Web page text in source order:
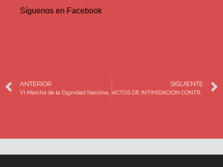
Síguenos en Facebook
ANTERIOR
VI Marcha de la Dignidad Nacional. Madres buscando a sus Hijos, Hijas, Verdad y Justicia
SIGUIENTE
ACTOS DE INTIMIDACION CONTRA integrantes de la Caravana Internacional de Búsqueda de Personas Desaparecidas en Vida